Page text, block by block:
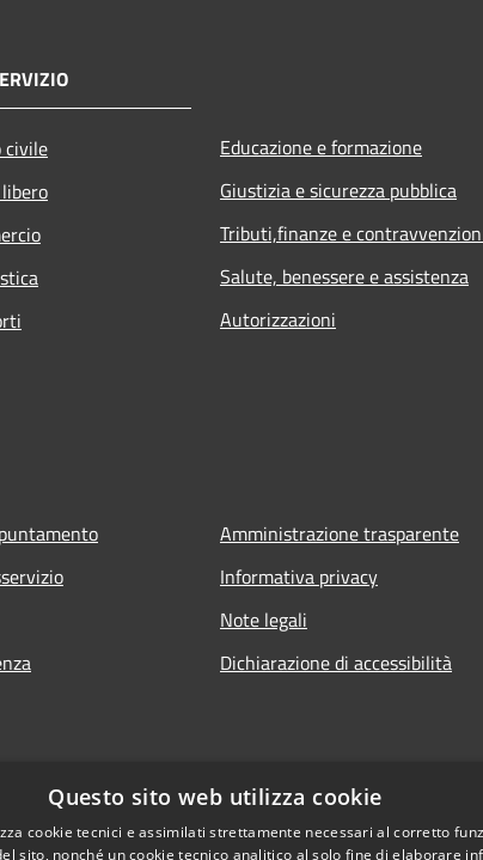
civile
Educazione e formazione
Giustizia e sicurezza pubblica
Tributi,finanze e
Salute, benessere e assistenza
Autorizzazioni
Amministrazione trasparente
Informativa privacy
Note legali
Dichiarazione di accessibilità
Questo sito web utilizza cookie
cookie tecnici e assimilati strettamente necessari al corretto
sito, nonché un cookie tecnico analitico al solo fine di elaborare